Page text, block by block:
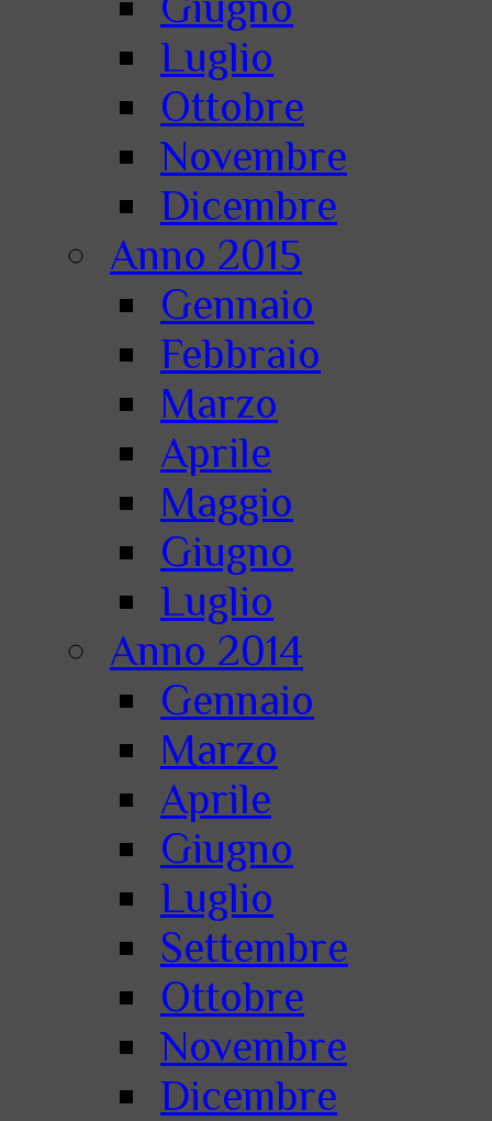
Luglio
Ottobre
Novembre
Dicembre
Anno 2015
Gennaio
Febbraio
Marzo
Aprile
Maggio
Giugno
Luglio
Anno 2014
Gennaio
Marzo
Aprile
Giugno
Luglio
Settembre
Ottobre
Novembre
Dicembre